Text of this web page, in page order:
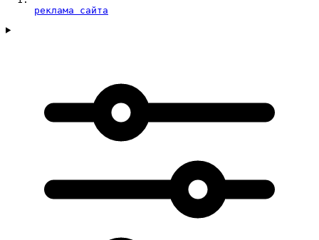
реклама сайта